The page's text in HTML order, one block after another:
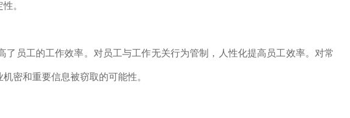
。
员工的工作效率。对员工与工作无关行为管制，人性化提高员工效率。对常
密和重要信息被窃取的可能性。